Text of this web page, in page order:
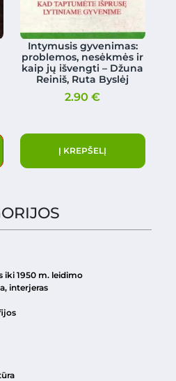
Intymusis gyvenimas:
problemos, nesėkmės ir
kaip jų išvengti – Džuna
Reiniš, Ruta Byslėj
2.90€
Į KREPŠELĮ
iki 1950 m. leidimo
interjeras